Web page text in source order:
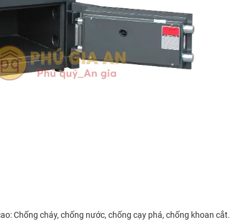
Chống cháy, chống nước, chống cạy phá, chống khoan cắt.